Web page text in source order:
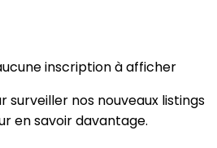
inscription à afficher
surveiller nos nouveaux listings
en savoir davantage.